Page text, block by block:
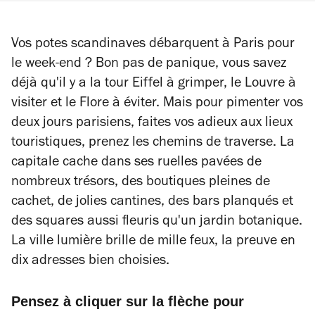
Vos potes scandinaves débarquent à Paris pour
le week-end ? Bon pas de panique, vous savez
déjà qu'il y a la tour Eiffel à grimper, le Louvre à
visiter et le Flore à éviter. Mais pour pimenter vos
deux jours parisiens, faites vos adieux aux lieux
touristiques, prenez les chemins de traverse. La
capitale cache dans ses ruelles pavées de
nombreux trésors, des boutiques pleines de
cachet, de jolies cantines, des bars planqués et
des squares aussi fleuris qu'un jardin botanique.
La ville lumière brille de mille feux, la preuve en
dix adresses bien choisies.
Pensez à cliquer sur la flèche pour